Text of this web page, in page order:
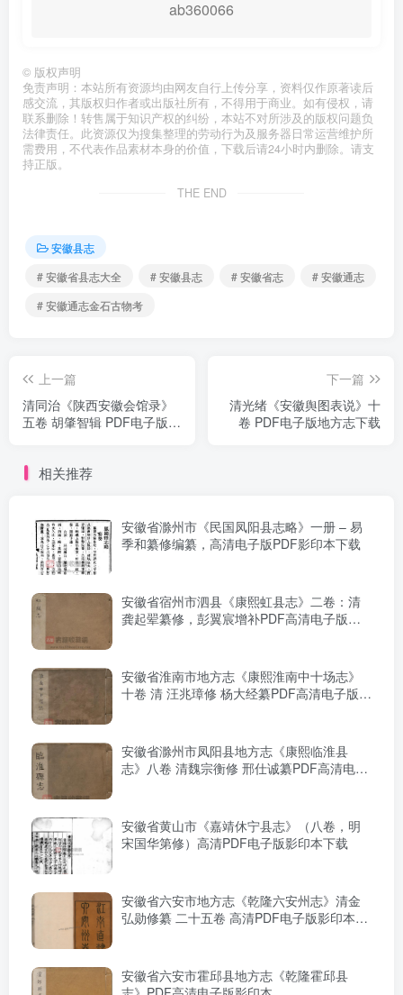
ab360066
© 版权声明
免责声明：本站所有资源均由网友自行上传分享，资料仅作原著读后
感交流，其版权归作者或出版社所有，不得用于商业。如有侵权，请
联系删除！转售属于知识产权的纠纷，本站不对所涉及的版权问题负
法律责任。此资源仅为搜集整理的劳动行为及服务器日常运营维护所
需费用，不代表作品素材本身的价值，下载后请24小时内删除。请支
持正版。
THE END
安徽县志
# 安徽省县志大全
# 安徽县志 # 安徽省志
# 安徽通志
# 安徽通志金石古物考
上一篇
清同治《陕西安徽会馆录》
五卷 胡肇智辑 PDF电子版地
下一篇
清光绪《安徽舆图表说》十
卷 PDF电子版地方志下载
相关推荐
安徽省滁州市《民国凤阳县志略》一册 – 易
季和纂修编纂，高清电子版PDF影印本下载
安徽省宿州市泗县《康熙虹县志》二卷：清
龚起翚纂修，彭翼宸增补PDF高清电子版影
安徽省淮南市地方志《康熙淮南中十场志》
十卷 清 汪兆璋修 杨大经纂PDF高清电子版下
安徽省滁州市凤阳县地方志《康熙临淮县
志》八卷 清魏宗衡修 邢仕诚纂PDF高清电子
安徽省黄山市《嘉靖休宁县志》（八卷，明
宋国华第修）高清PDF电子版影印本下载
安徽省六安市地方志《乾隆六安州志》清金
弘勋修纂 二十五卷 高清PDF电子版影印本下
安徽省六安市霍邱县地方志《乾隆霍邱县